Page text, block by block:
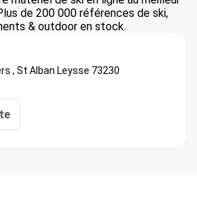
de 200 000 références de ski,
& outdoor en stock.
, St Alban Leysse 73230